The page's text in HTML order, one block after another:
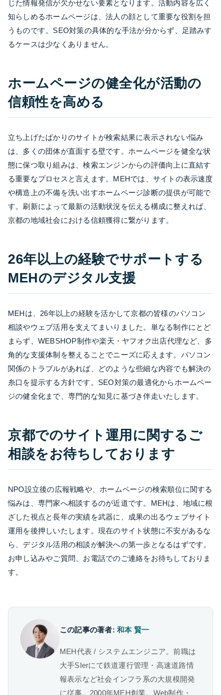
じた情報発信が欠かせない要素となります。活動内容を広く
知らしめるホームページは、法人の顔として重要な役割を担
うものです。SEO対策の具体的な手法が分からず、足踏みす
るケースは少なくありません。
ホームページの健全化が活動の
信頼性を高める
立ち上げたばかりのサイトが検索結果に表示されない悩み
は、多くの団体が直面する壁です。ホームページを健全な状
態に保つ取り組みは、検索エンジンからの評価向上に直結す
る重要なプロセスと言えます。MEHでは、サイトの表示速度
や構造上の不備を洗い出すホームページ診断の提供が可能で
す。刷新によって最新の活動状況を伝える構成に整えれば、
京都の地域社会における信頼獲得に繋がります。
26年以上の経験でサポートする
MEHのデジタル支援
MEHは、26年以上の経験を活かして京都の皆様のパソコン
相談やウェブ活用を支えてまいりました。単なる制作にとど
まらず、WEBSHOP制作や楽天・ヤフオク出店代理など、多
角的な支援体制を整えることでニーズに応えます。パソコン
関係のトラブルがあれば、どのような些細な内容でも解決の
糸口を提示する方針です。SEO対策の最適化からホームペー
ジの健全化まで、専門的な知見に基づき伴走いたします。
京都でのサイト運用に関するご
相談をお待ちしております
NPO設立後の広報戦略や、ホームページの検索順位に関する
悩みは、専門家へ相談するのが近道です。MEHは、地域に根
ざした視点と長年の実績を武器に、成果の出るウェブサイト
運用を後押しいたします。現在のサイト状態に不安があるな
ら、デジタル活用の相談が解決への第一歩となるはずです。
お申し込みやご質問、お電話でのご連絡をお待ちしておりま
す。
この記事の著者:和本 賢一
MEH代表 / システムエンジニア。前職は
大手SIerにて鉄道運行管理・高速道路情
報表示など社会インフラ系の大規模開発
に従事。2000年MEH創業。Web制作・